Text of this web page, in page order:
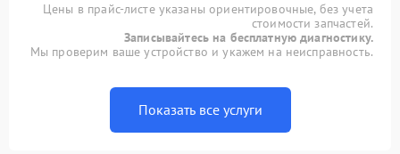
Цены в прайс-листе указаны ориентировочные, без учета
стоимости запчастей.
Записывайтесь на бесплатную диагностику.
Мы проверим ваше устройство и укажем на неисправность.
Показать все услуги